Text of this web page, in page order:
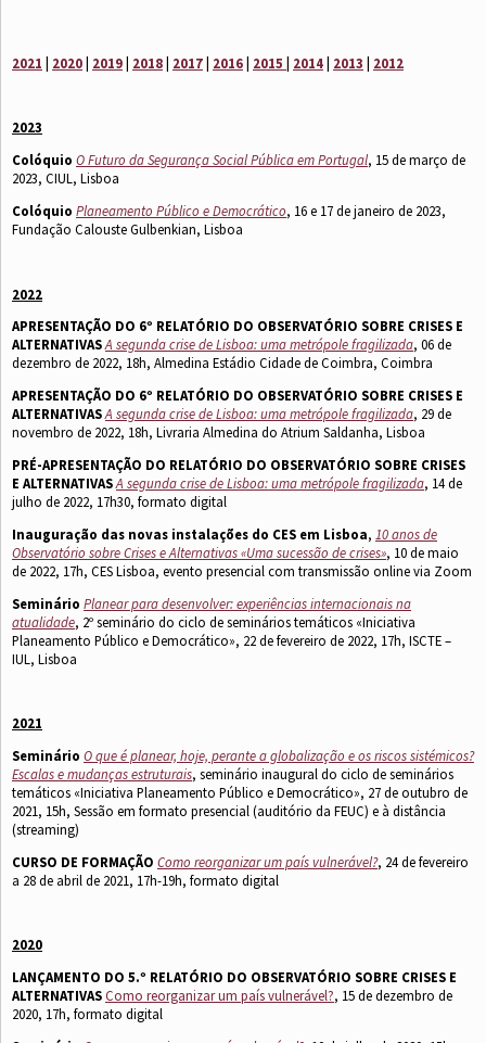
2021 2020 2019 2018 2017 2016 2015 2014 2013 2012
2023
Colóquio O Futuro da Segurança Social Pública em Portugal, 15 de março de
2023, CIUL, Lisboa
Colóquio Planeamento Público e Democrático, 16 e 17 de janeiro de 2023,
Fundação Calouste Gulbenkian, Lisboa
2022
APRESENTAÇÃO DO 6º RELATÓRIO DO OBSERVATÓRIO SOBRE CRISES E
ALTERNATIVASA segunda crise de Lisboa: uma metrópole fragilizada, 06 de
dezembro de 2022, 18h, Almedina Estádio Cidade de Coimbra, Coimbra
APRESENTAÇÃO DO 6º RELATÓRIO DO OBSERVATÓRIO SOBRE CRISES E
ALTERNATIVASA segunda crise de Lisboa: uma metrópole fragilizada, 29 de
novembro de 2022, 18h, Livraria Almedina do Atrium Saldanha, Lisboa
PRÉ-APRESENTAÇÃO DO RELATÓRIO DO OBSERVATÓRIO SOBRE CRISES
E ALTERNATIVASA segunda crise de Lisboa: uma metrópole fragilizada, 14 de
julho de 2022, 17h30, formato digital
Inauguração das novas instalações do CES em Lisboa, 10 anos de
Observatório sobre Crises e Alternativas «Uma sucessão de crises», 10 de maio
de 2022, 17h, CES Lisboa, evento presencial com transmissão online via Zoom
Seminário Planear para desenvolver: experiências internacionais na
atualidade, 2º seminário do ciclo de seminários temáticos «Iniciativa
Planeamento Público e Democrático», 22 de fevereiro de 2022, 17h, ISCTE –
IUL, Lisboa
2021
Seminário O que é planear, hoje, perante a globalização e os riscos sistémicos?
Escalas e mudanças estruturais, seminário inaugural do ciclo de seminários
temáticos «Iniciativa Planeamento Público e Democrático», 27 de outubro de
2021, 15h, Sessão em formato presencial (auditório da FEUC) e à distância
(streaming)
CURSO DE FORMAÇÃO Como reorganizar um país vulnerável?, 24 de fevereiro
a 28 de abril de 2021, 17h-19h, formato digital
2020
LANÇAMENTO DO 5.º RELATÓRIO DO OBSERVATÓRIO SOBRE CRISES E
ALTERNATIVASComo reorganizar um país vulnerável?, 15 de dezembro de
2020, 17h, formato digital